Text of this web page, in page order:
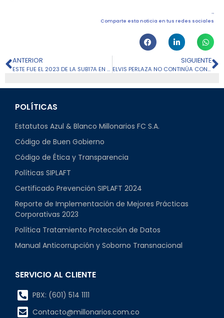
Comparte esta noticia en tus redes sociales
ANTERIOR
ESTE FUE EL 2023 DE LA SUB17A EN EL TORNEO NACIONAL
SIGUIENTE
ELVIS PERLAZA NO CONTINÚA CON MILLONARIOS FC
POLÍTICAS
Estatutos Azul & Blanco Millonarios FC S.A.
Código de Buen Gobierno
Código de Ética y Transparencia
Políticas SIPLAFT
Certificado Prevención SIPLAFT 2024
Reporte de Implementación de Mejores Prácticas
Corporativas 2023
Política Tratamiento Protección de Datos
Manual Anticorrupción y Soborno Transnacional
SERVICIO AL CLIENTE
PBX: (601) 514 1111
Contacto@millonarios.com.co